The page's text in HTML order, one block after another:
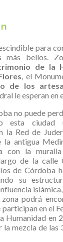
para
más bellos.
de la
, el
de los
le esperan en
no puede
esta
la Red de
antigua
con la
de la calle
de Córdoba
su
podrá
en el
Humanidad en
mezcla de las